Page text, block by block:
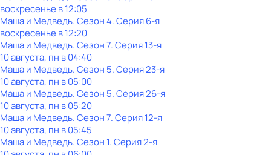
воскресенье в12:05
Маша и Медведь. Сезон 4. Серия 6-я
воскресенье в12:20
Маша и Медведь. Сезон 7. Серия 13-я
10 августа, пн в 04:40
Маша и Медведь. Сезон 5. Серия 23-я
10 августа, пн в 05:00
Маша и Медведь. Сезон 5. Серия 26-я
10 августа, пн в 05:20
Маша и Медведь. Сезон 7. Серия 12-я
10 августа, пн в 05:45
Маша и Медведь. Сезон 1. Серия 2-я